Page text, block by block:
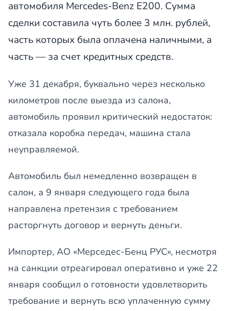
автомобиля Mercedes-Benz E200. Сумма
сделки составила чуть более 3 млн. рублей,
часть которых была оплачена наличными, а
часть — за счет кредитных средств.
Уже 31 декабря, буквально через несколько
километров после выезда из салона,
автомобиль проявил критический недостаток:
отказала коробка передач, машина стала
неуправляемой.
Автомобиль был немедленно возвращен в
салон, а 9 января следующего года была
направлена претензия с требованием
расторгнуть договор и вернуть деньги.
Импортер, АО «Мерседес-Бенц РУС», несмотря
на санкции отреагировал оперативно и уже 22
января сообщил о готовности удовлетворить
требование и вернуть всю уплаченную сумму